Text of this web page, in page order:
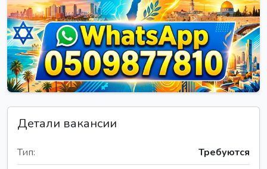
Детали вакансии
Тип:
Требуются